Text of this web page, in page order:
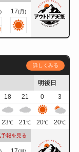
17(月)
詳しくみる
明後日
18 21 0
3
23℃ 21℃ 20℃ 20℃
報を見る